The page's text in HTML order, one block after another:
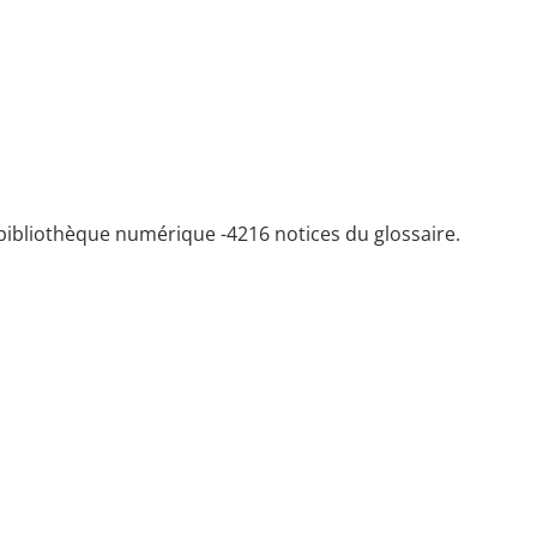
numérique -4216 notices du glossaire.